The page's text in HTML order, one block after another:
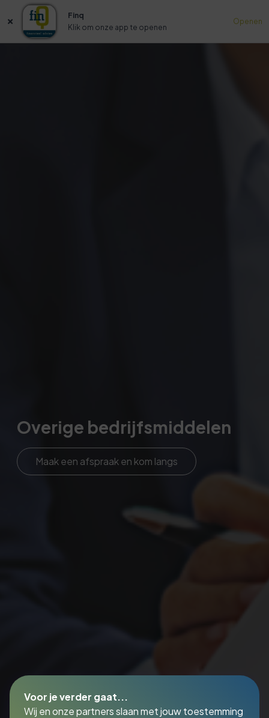
Finq
Klik om onze app te openen
Openen
Overige bedrijfsmiddelen
Maak een afspraak en kom langs
Voor je verder gaat...
Wij en onze partners slaan met jouw toestemming